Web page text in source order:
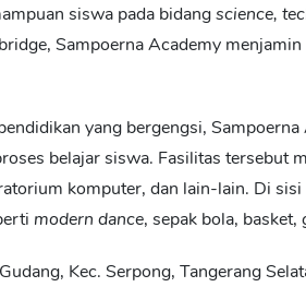
siswa pada bidangscience,
Sampoerna Academy
yang bergengsi,
belajar siswa. Fasilitas tersebut
komputer, dan lain-lain. Di
modern dance, sepak bola, basket,
Kec. Serpong, Tangerang